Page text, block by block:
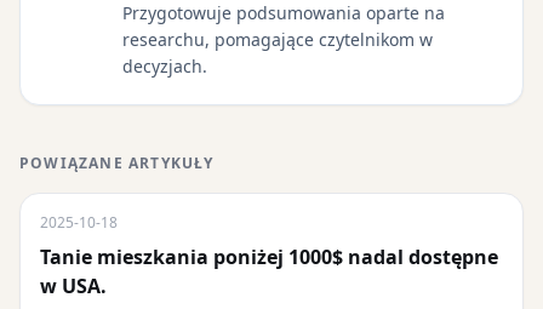
Przygotowuje podsumowania oparte na
researchu, pomagające czytelnikom w
decyzjach.
POWIĄZANE ARTYKUŁY
2025-10-18
Tanie mieszkania poniżej 1000$ nadal dostępne
w USA.